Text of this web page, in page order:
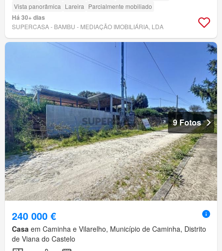
Vista panorâmica Lareira Parcialmente mobiliado
Há 30+ dias
SUPERCASA - BAMBU - MEDIAÇÃO IMOBILIÁRIA, LDA
9 Fotos
240 000 €
Casa em Caminha e Vilarelho, Município de Caminha, Distrito
de Viana do Castelo